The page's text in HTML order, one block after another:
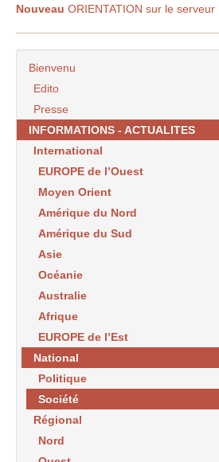
Nouveau ORIENTATION sur le serveur
Bienvenu
Edito
Presse
INFORMATIONS - ACTUALITES
International
EUROPE de l’Ouest
Moyen Orient
Amérique du Nord
Amérique du Sud
Asie
Océanie
Australie
Afrique
EUROPE de l’Est
National
Politique
Société
Régional
Nord